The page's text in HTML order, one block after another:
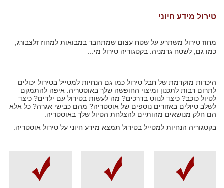
טירול מידע חיוני
מחוז טירול משתרע על שטח עצום שמתחבר במבואות למחוז זלצבורג,
כמו גם, לשטח גרמניה. בקטגוריה טירול מי...
היכרות מוקדמת של חבל טירול כמו גם הנחיות למטייל בטירול יכולים
לתרום רבות לתכנון ומיצוי החופשה שלך באוסטריה. איפה להתמקם
לטיול כוכב? כיצד לנווט בדרכים? מה לעשות בטירול עם ילדים? כיצד
לשלב טיולים באזורים נוספים של אוסטריה? מהם כבישי אגרה? כל אלא
הם חלק מנושאים מהותיים להצלחת הטיול שלך באוסטריה.
בקטגוריה הנחיות למטייל בטירול תמצא מידע חיוני על טירול אוסטריה.